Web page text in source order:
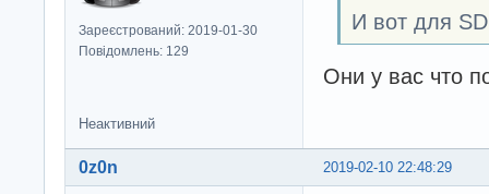
void
}
        return;
Зареєстрований: 2019-01-30
Повідомлень: 129
И вот для SD
Они у вас что
Неактивний
2019-02-10 22:48:29
0z0n